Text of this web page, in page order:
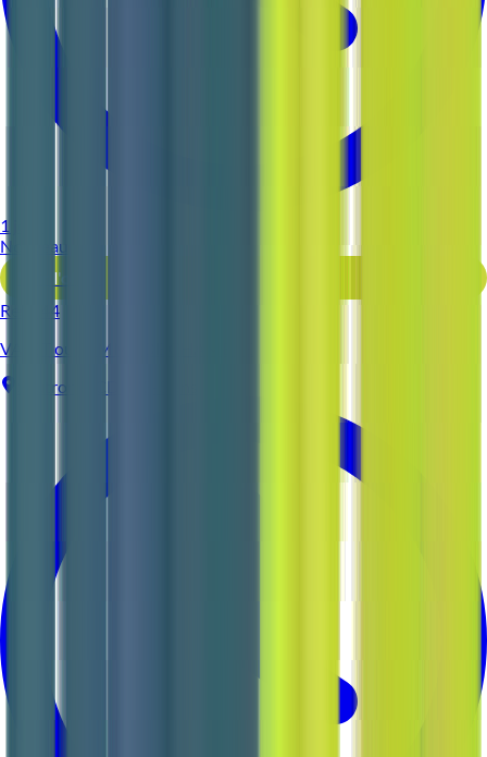
1 jour
Nouveau
Voir l'offre
Reso 44
VALET ou FEMME DE CHAMBRE
Sautron